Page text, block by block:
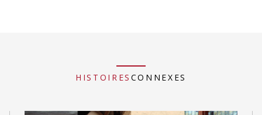
HISTOIRES CONNEXES